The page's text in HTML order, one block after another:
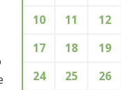
10
11 12
17
18 19
24
25 26